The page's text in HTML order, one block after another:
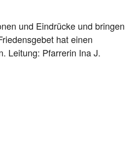
und Eindrücke und bringen
hat einen
Leitung: Pfarrerin Ina J.